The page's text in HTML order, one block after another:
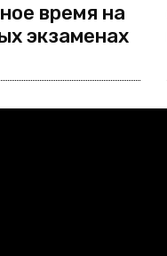
время на
экзаменах